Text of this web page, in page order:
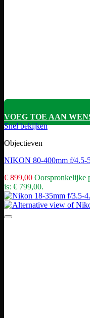
VOEG TOE AAN
Snel bekijken
Objectieven
NIKON 80-400mm f/4.5-
€899,00 Oorspronkelijke
is: € 799,00.